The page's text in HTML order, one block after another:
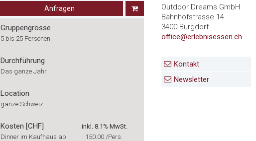
Anfragen
Gruppengrösse
5 bis 25 Personen
Durchführung
Das ganze Jahr
Location
ganze Schweiz
Kosten [CHF]
inkl. 8.1% MwSt.
Dinner im Kaufhaus ab
150.00 /Pers.
Outdoor Dreams GmbH
Bahnhofstrasse 14
3400 Burgdorf
office@erlebnisessen.ch
Kontakt
Newsletter